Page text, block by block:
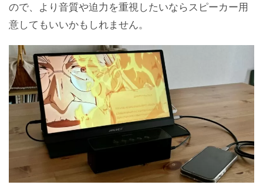
ので、より音質や迫力を重視したいならスピーカー用
意してもいいかもしれません。